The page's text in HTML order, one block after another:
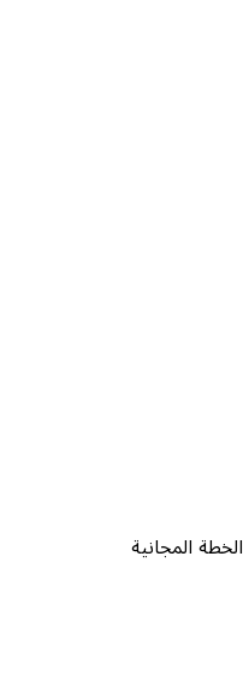
الخطة المجانية